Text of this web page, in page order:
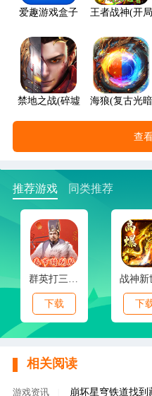
爱趣游戏盒子 王者战神(开
禁地之战(碎墟诸天沉默)
海狼(复古光
查
推荐游戏 同类推荐
下载 下
相关阅读
游戏资讯 崩坏星穹铁道找